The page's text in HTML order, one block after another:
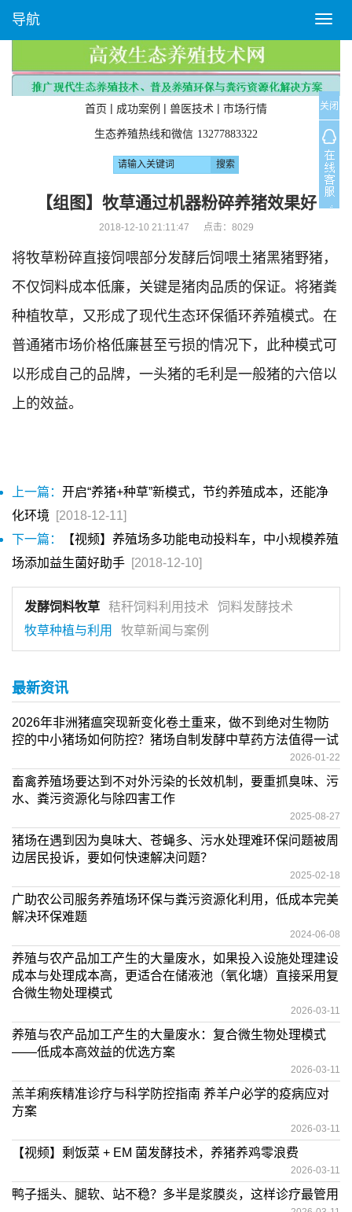
T
o
g
l
e
n
a
v
i
g
a
o
n
导航
首页 | 成功案例 | 兽医技术 | 市场行情
生态养殖热线和微信 13277883322
【组图】牧草通过机器粉碎养猪效果好
2018-12-10 21:11:47 点击： 8029
将牧草粉碎直接饲喂部分发酵后饲喂土猪黑猪野猪，
不仅饲料成本低廉，关键是猪肉品质的保证。将猪粪
种植牧草，又形成了现代生态环保循环养殖模式。在
普通猪市场价格低廉甚至亏损的情况下，此种模式可
以形成自己的品牌，一头猪的毛利是一般猪的六倍以
上的效益。
上一篇： 开启“养猪+种草”新模式，节约养殖成本，还能净
化环境
[2018-12-11]
下一篇：
【视频】养殖场多功能电动投料车，中小规模养殖
场添加益生菌好助手 [2018-12-10]
发酵饲料牧草 秸秆饲料利用技术
饲料发酵技术
牧草种植与利用
牧草新闻与案例
最新资讯
2026年非洲猪瘟突现新变化卷土重来，做不到绝对生物防
控的中小猪场如何防控？猪场自制发酵中草药方法值得一试
2026-01-22
畜禽养殖场要达到不对外污染的长效机制，要重抓臭味、污
水、粪污资源化与除四害工作
2025-08-27
猪场在遇到因为臭味大、苍蝇多、污水处理难环保问题被周
边居民投诉，要如何快速解决问题？
2025-02-18
广助农公司服务养殖场环保与粪污资源化利用，低成本完美
解决环保难题
2024-06-08
养殖与农产品加工产生的大量废水，如果投入设施处理建设
成本与处理成本高，更适合在储液池（氧化塘）直接采用复
合微生物处理模式
2026-03-11
养殖与农产品加工产生的大量废水：复合微生物处理模式
——低成本高效益的优选方案
2026-03-11
羔羊痢疾精准诊疗与科学防控指南 养羊户必学的疫病应对
方案
2026-03-11
【视频】剩饭菜 + EM 菌发酵技术，养猪养鸡零浪费
2026-03-11
鸭子摇头、腿软、站不稳？多半是浆膜炎，这样诊疗最管用
关闭